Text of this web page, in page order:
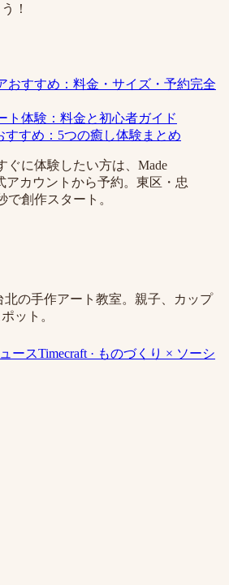
！
おすすめ：料金・サイズ・予約完全
ト体験：料金と初心者ガイド
すすめ：5つの癒し体験まとめ
ぐに体験したい方は、Made
アカウントから予約。東区・忠
で創作スタート。
北の手作アート教室。親子、カップ
ット。
ースTimecraft · ものづくり × ソーシ